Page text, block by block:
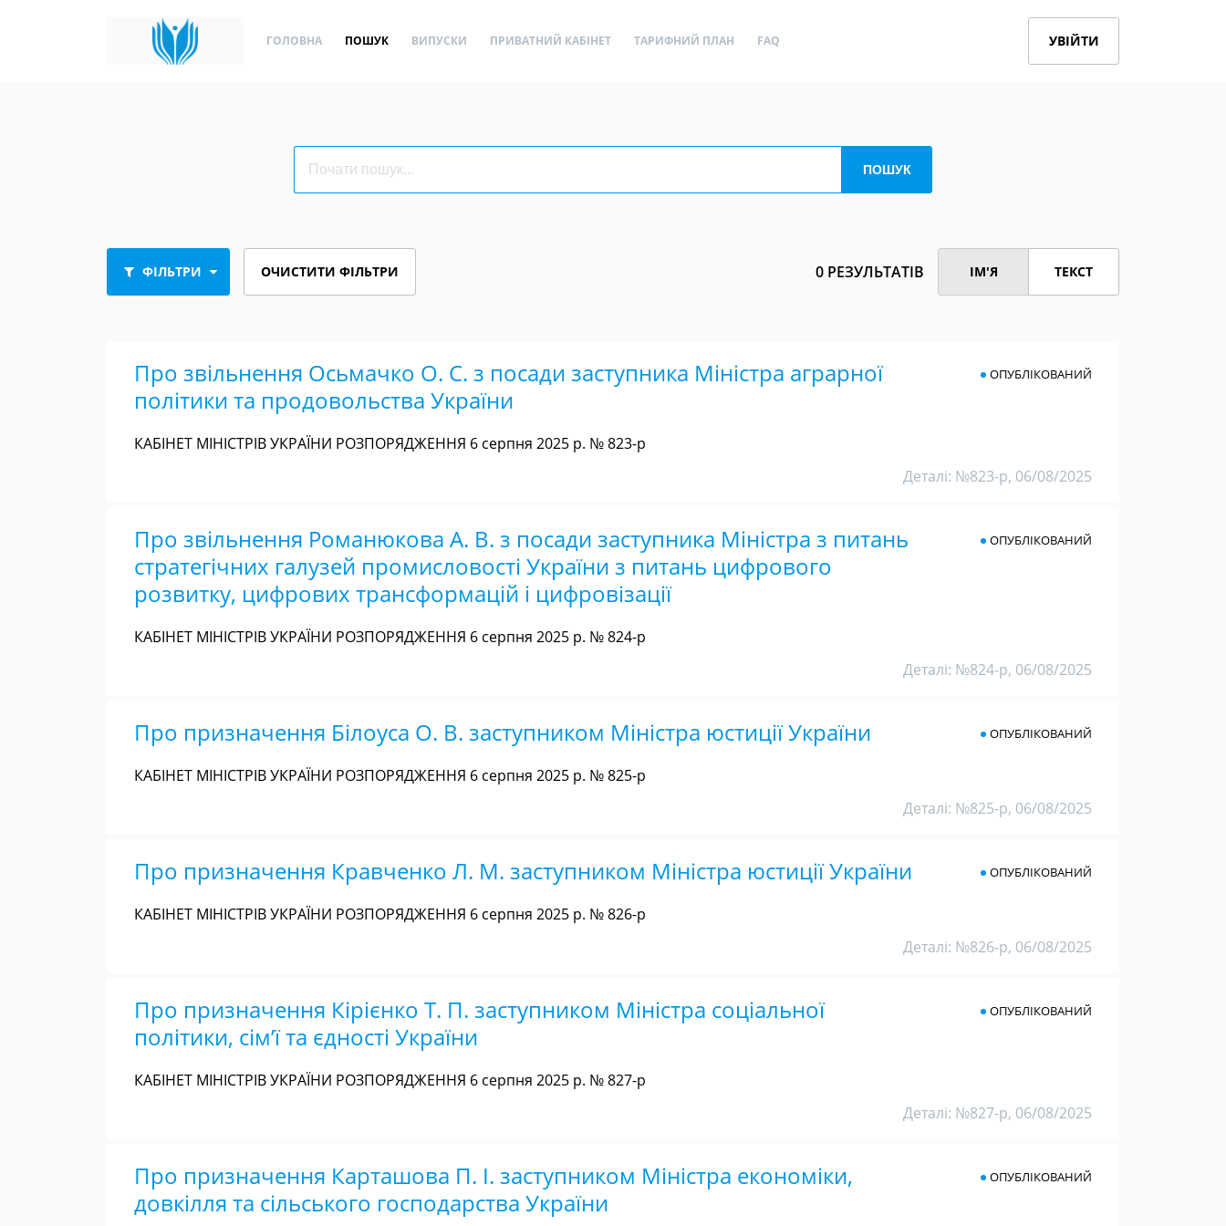
ГОЛОВНА ПОШУК ВИПУСКИ ПРИВАТНИЙ КАБІНЕТ ТАРИФНИЙ ПЛАН FAQ УВІЙТИ
ФІЛЬТРИ ОЧИСТИТИ ФІЛЬТРИ 0 РЕЗУЛЬТАТІВ ІМ'Я ТЕКСТ
Про звільнення Осьмачко О. С. з посади заступника Міністра аграрної
політики та продовольства України
ОПУБЛІКОВАНИЙ
КАБІНЕТ МІНІСТРІВ УКРАЇНИ РОЗПОРЯДЖЕННЯ 6 серпня 2025 р. № 823-р
Деталі: №823-р, 06/08/2025
Про звільнення Романюкова А. В. з посади заступника Міністра з питань
стратегічних галузей промисловості України з питань цифрового
розвитку, цифрових трансформацій і цифровізації
ОПУБЛІКОВАНИЙ
КАБІНЕТ МІНІСТРІВ УКРАЇНИ РОЗПОРЯДЖЕННЯ 6 серпня 2025 р. № 824-р
Деталі: №824-р, 06/08/2025
Про призначення Білоуса О. В. заступником Міністра юстиції України ОПУБЛІКОВАНИЙ
КАБІНЕТ МІНІСТРІВ УКРАЇНИ РОЗПОРЯДЖЕННЯ 6 серпня 2025 р. № 825-р
Деталі: №825-р, 06/08/2025
Про призначення Кравченко Л. М. заступником Міністра юстиції України ОПУБЛІКОВАНИЙ
КАБІНЕТ МІНІСТРІВ УКРАЇНИ РОЗПОРЯДЖЕННЯ 6 серпня 2025 р. № 826-р
Деталі: №826-р, 06/08/2025
Про призначення Кірієнко Т. П. заступником Міністра соціальної
політики, сім’ї та єдності України
ОПУБЛІКОВАНИЙ
КАБІНЕТ МІНІСТРІВ УКРАЇНИ РОЗПОРЯДЖЕННЯ 6 серпня 2025 р. № 827-р
Деталі: №827-р, 06/08/2025
Про призначення Карташова П. І. заступником Міністра економіки,
довкілля та сільського господарства України
ОПУБЛІКОВАНИЙ